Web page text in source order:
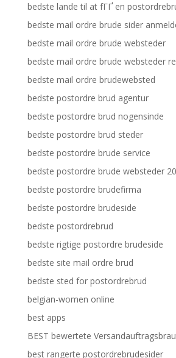
bedste lande til at fГҐ en
bedste mail ordre brude sider
bedste mail ordre brude websteder
bedste mail ordre brude websteder
bedste mail ordre brudewebsted
bedste postordre brud agentur
bedste postordre brud nogensinde
bedste postordre brud steder
bedste postordre brude service
bedste postordre brude websteder
bedste postordre brudefirma
bedste postordre brudeside
bedste postordrebrud
bedste rigtige postordre brudeside
bedste site mail ordre brud
bedste sted for postordrebrud
belgian-women online
best apps
BEST bewertete
best rangerte postordrebrudesider